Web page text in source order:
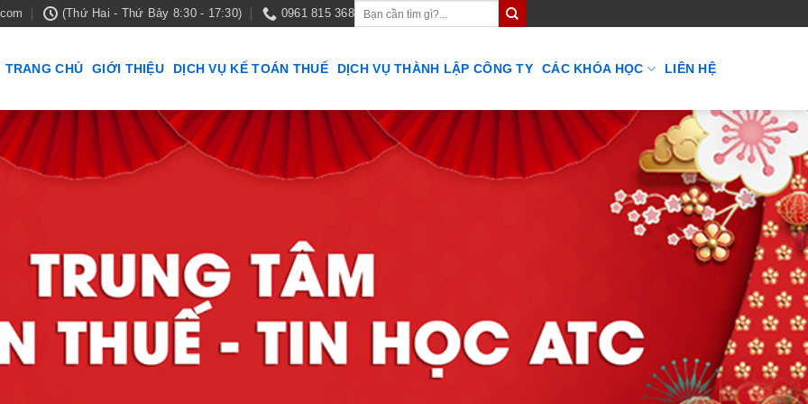
(Thứ Hai - Thứ Bảy 8:30 - 17:30) 0961 815 368
TRANG CHỦ GIỚI THIỆU DỊCH VỤ KẾ TOÁN THUẾ DỊCH VỤ THÀNH LẬP CÔNG TY CÁC KHÓA HỌC LIÊN HỆ